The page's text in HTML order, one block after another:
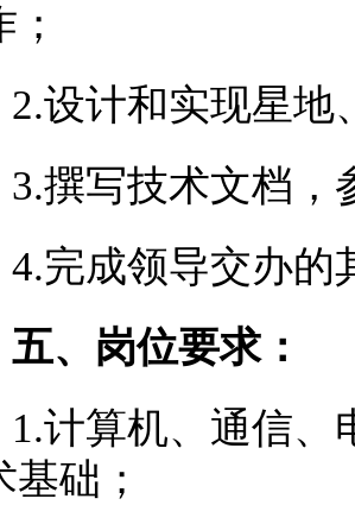
；
2.设计和实现星地
3.撰写技术文档，
4.完成领导交办的
五、岗位要求：
1.计算机、通信
基础；